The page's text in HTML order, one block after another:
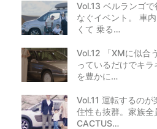
Vol.13 ベルランゴ
なぐイベント。 車
くて 乗る…
Vol.12 「XMに似合
っているだけでキ
を豊かに…
Vol.11 運転するの
住性も抜群。家族
CACTUS…